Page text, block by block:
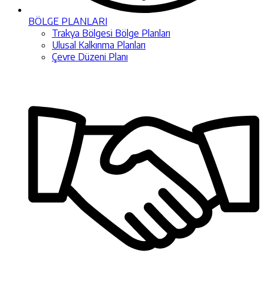
BÖLGE PLANLARI
Trakya Bölgesi Bölge Planları
Ulusal Kalkınma Planları
Çevre Düzeni Planı